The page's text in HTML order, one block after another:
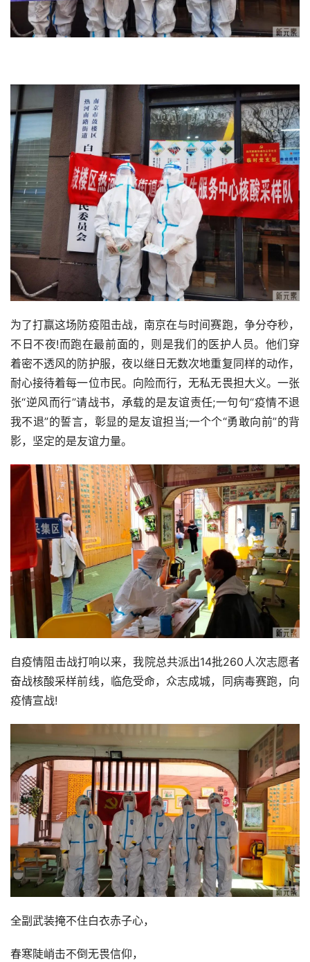
为了打赢这场防疫阻击战，南京在与时间赛跑，争分夺秒，
不日不夜!而跑在最前面的，则是我们的医护人员。他们穿
着密不透风的防护服，夜以继日无数次地重复同样的动作，
耐心接待着每一位市民。向险而行，无私无畏担大义。一张
张“逆风而行”请战书，承载的是友谊责任;一句句“疫情不退
我不退”的誓言，彰显的是友谊担当;一个个“勇敢向前”的背
影，坚定的是友谊力量。
自疫情阻击战打响以来，我院总共派出14批260人次志愿者
奋战核酸采样前线，临危受命，众志成城，同病毒赛跑，向
疫情宣战!
全副武装掩不住白衣赤子心，
春寒陡峭击不倒无畏信仰，